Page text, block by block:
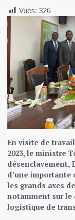
Vues: 326
En visite de travail
2023, le ministre
désenclavement,
d’une importante
les grands axes
notamment sur le
logistique de